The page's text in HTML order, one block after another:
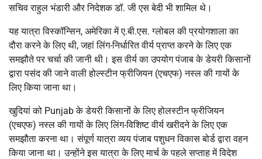
सचिव राहुल भंडारी और निदेशक डॉ. जी एस बेदी भी शामिल थे।
यह यात्रा विस्कॉन्सिन, अमेरिका में ए.बी.एस. ग्लोबल की प्रयोगशाला का
दौरा करने के लिए थी, जहां लिंग-निर्धारित वीर्य प्राप्त करने के लिए एक
समझौते पर चर्चा की जानी थी। इस वीर्य का उपयोग पंजाब के डेयरी किसानों
द्वारा पसंद की जाने वाली होल्स्टीन फ्रीजियन (एचएफ) नस्ल की गायों के
लिए किया जाना था।
खुदियां को Punjab के डेयरी किसानों के लिए होलस्टीन फ्रीजियन
(एचएफ) नस्ल की गायों के लिए लिंग-विशिष्ट वीर्य खरीदने के लिए एक
समझौता करना था। संपूर्ण यात्रा व्यय पंजाब पशुधन विकास बोर्ड द्वारा वहन
किया जाना था। उन्होंने इस यात्रा के लिए मार्च के पहले सप्ताह में विदेश